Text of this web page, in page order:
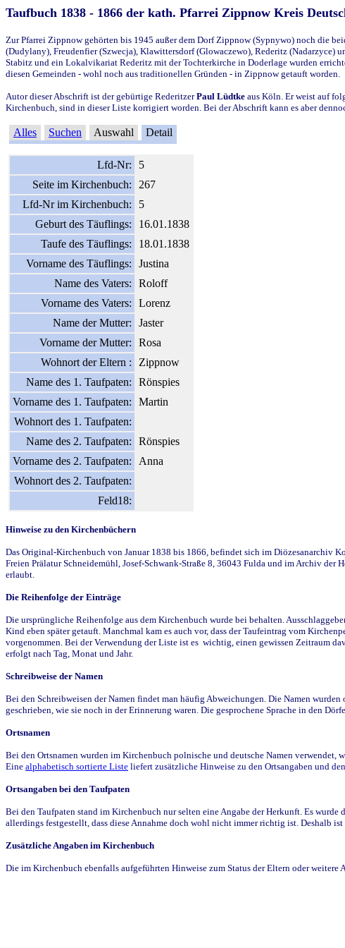
Taufbuch 1838 - 1866 der kath. Pfarrei Zippnow Kreis
Zur Pfarrei Zippnow gehörten bis 1945 außer dem Dorf Zippnow (Sypnywo) noch die
(Dudylany), Freudenfier (Szwecja), Klawittersdorf (Glowaczewo), Rederitz
Stabitz und ein Lokalvikariat Rederitz mit der Tochterkirche in Doderlage wurden
diesen Gemeinden - wohl noch aus traditionellen Gründen - in Zippnow getauft worden.
Autor dieser Abschrift ist der gebürtige RederitzerPaul Lüdtke aus Köln. Er weist auf
Kirchenbuch, sind in dieser Liste korrigiert worden. Bei der Abschrift kann es aber
Alles Suchen Auswahl Detail
Lfd-Nr:
5
Seite im Kirchenbuch:
267
Lfd-Nr im Kirchenbuch:
5
Geburt des Täuflings:
16.01.1838
Taufe des Täuflings:
18.01.1838
Vorname des Täuflings:
Justina
Name des Vaters:
Roloff
Vorname des Vaters:
Lorenz
Name der Mutter:
Jaster
Vorname der Mutter:
Rosa
Wohnort der Eltern :
Zippnow
Name des 1. Taufpaten:
Rönspies
Vorname des 1. Taufpaten:
Martin
Wohnort des 1. Taufpaten:
Name des 2. Taufpaten:
Rönspies
Vorname des 2. Taufpaten:
Anna
Wohnort des 2. Taufpaten:
Feld18:
Hinweise zu den Kirchenbüchern
Das Original-Kirchenbuch von Januar 1838 bis 1866, befindet sich im Diözesanarchiv
Freien Prälatur Schneidemühl, Josef-Schwank-Straße 8, 36043 Fulda und im Archiv der
erlaubt.
Die Reihenfolge der Einträge
Die ursprüngliche Reihenfolge aus dem Kirchenbuch wurde bei behalten.
Kind eben später getauft. Manchmal kam es auch vor, dass der Taufeintrag vom
vorgenommen. Bei der Verwendung der Liste ist es wichtig, einen gewissen Zeitraum
erfolgt nach Tag, Monat und Jahr.
Schreibweise der Namen
Bei den Schreibweisen der Namen findet man häufig Abweichungen. Die Namen
geschrieben, wie sie noch in der Erinnerung waren. Die gesprochene Sprache in den
Ortsnamen
Bei den Ortsnamen wurden im Kirchenbuch polnische und deutsche Namen verwendet,
Eine alphabetisch sortierte Liste liefert zusätzliche Hinweise zu den Ortsangaben und
Ortsangaben bei den Taufpaten
Bei den Taufpaten stand im Kirchenbuch nur selten eine Angabe der Herkunft. Es
allerdings festgestellt, dass diese Annahme doch wohl nicht immer richtig ist. Deshalb
Zusätzliche Angaben im Kirchenbuch
Die im Kirchenbuch ebenfalls aufgeführten Hinweise zum Status der Eltern oder weitere